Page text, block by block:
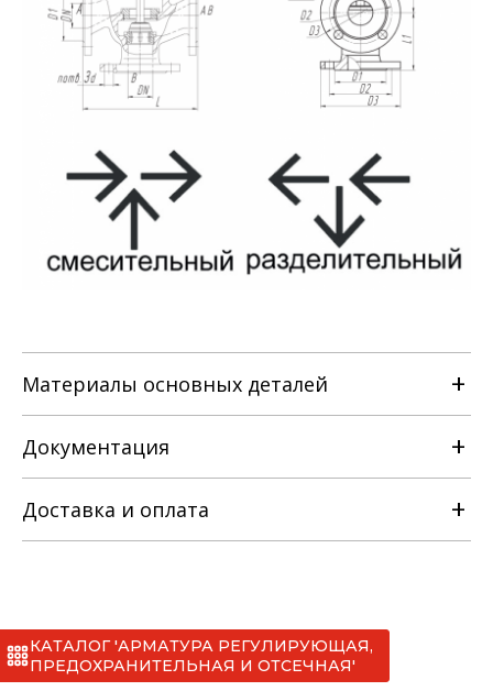
Материалы основных деталей
Наименование детали
с
Документация
РЭ на клапан регулирующий
Сертификаты
Доставка и оплата
*
КАТАЛОГ 'АРМАТУРА РЕГУЛИРУЮЩАЯ,
ПРЕДОХРАНИТЕЛЬНАЯ И ОТСЕЧНАЯ'